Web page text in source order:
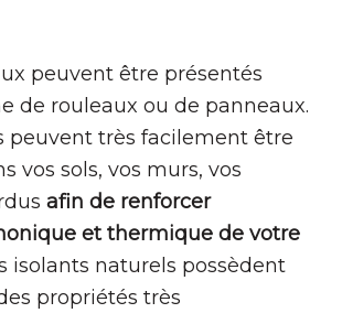
peuvent être présentés
de rouleaux ou de panneaux.
peuvent très facilement être
vos sols, vos murs, vos
afin de renforcer
et thermique de votre
isolants naturels possèdent
propriétés très